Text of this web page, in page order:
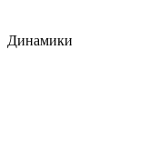
Динамики